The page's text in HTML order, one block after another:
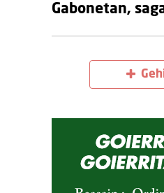
Gabonetan,